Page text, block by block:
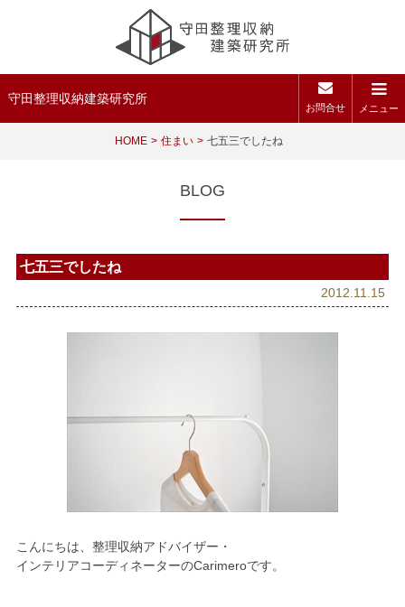
守田整理収納建築研究所
お問合せ メニュー
HOME 住まい 七五三でしたね
BLOG
七五三でしたね
2012.11.15
こんにちは、整理収納アドバイザー・
インテリアコーディネーターのCarimeroです。